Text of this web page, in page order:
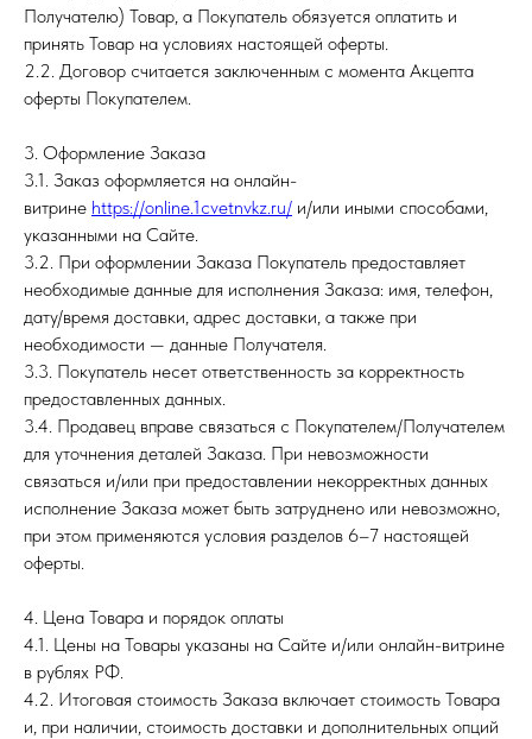
Получателю) Товар, а Покупатель обязуется оплатить и
принять Товар на условиях настоящей оферты.
2.2. Договор считается заключенным с момента Акцепта
оферты Покупателем.
3. Оформление Заказа
3.1. Заказ оформляется на онлайн-
витрине https://online.1cvetnvkz.ru/ и/или иными способами,
указанными на Сайте.
3.2. При оформлении Заказа Покупатель предоставляет
необходимые данные для исполнения Заказа: имя, телефон,
дату/время доставки, адрес доставки, а также при
необходимости — данные Получателя.
3.3. Покупатель несет ответственность за корректность
предоставленных данных.
3.4. Продавец вправе связаться с Покупателем/Получателем
для уточнения деталей Заказа. При невозможности
связаться и/или при предоставлении некорректных данных
исполнение Заказа может быть затруднено или невозможно,
при этом применяются условия разделов 6–7 настоящей
оферты.
4. Цена Товара и порядок оплаты
4.1. Цены на Товары указаны на Сайте и/или онлайн-витрине
в рублях РФ.
4.2. Итоговая стоимость Заказа включает стоимость Товара
и, при наличии, стоимость доставки и дополнительных опций